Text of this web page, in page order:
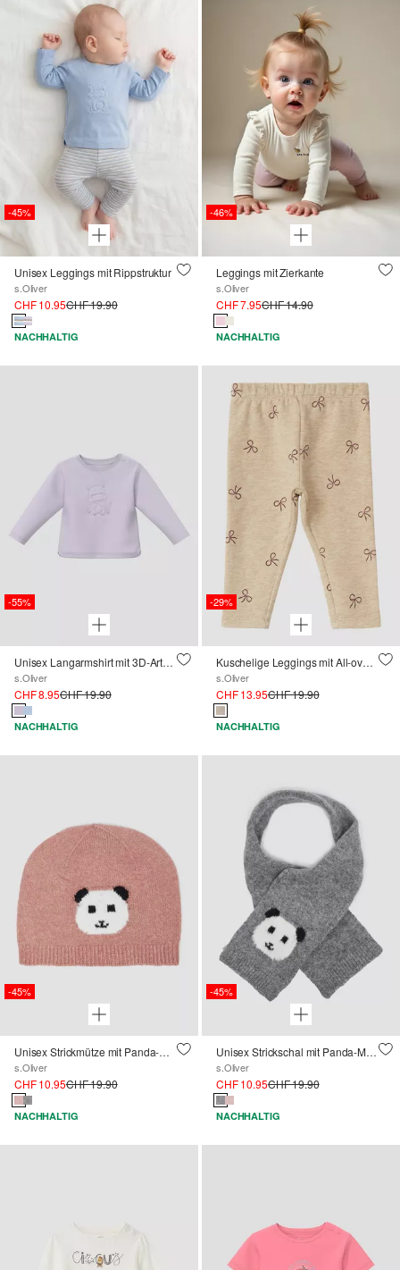
-45%
Unisex Leggings mit Rippstruktur
s.Oliver
CHF 10.95CHF 19.90
NACHHALTIG
-46%
Leggings mit Zierkante
s.Oliver
CHF 7.95CHF 14.90
NACHHALTIG
-55%
Unisex Langarmshirt mit 3D-Artwork
s.Oliver
CHF 8.95CHF 19.90
NACHHALTIG
-29%
Kuschelige Leggings mit All-over-Print
s.Oliver
CHF 13.95CHF 19.90
NACHHALTIG
-45%
Unisex Strickmütze mit Panda-Motiv
s.Oliver
CHF 10.95CHF 19.90
NACHHALTIG
-45%
Unisex Strickschal mit Panda-Motiv
s.Oliver
CHF 10.95CHF 19.90
NACHHALTIG